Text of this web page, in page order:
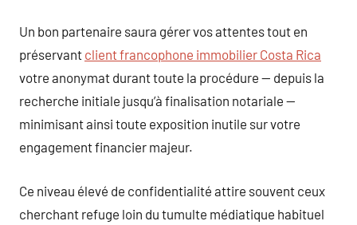
Un bon partenaire saura gérer vos attentes tout en
préservant client francophone immobilier Costa Rica
votre anonymat durant toute la procédure — depuis la
recherche initiale jusqu’à finalisation notariale —
minimisant ainsi toute exposition inutile sur votre
engagement financier majeur.
Ce niveau élevé de confidentialité attire souvent ceux
cherchant refuge loin du tumulte médiatique habituel